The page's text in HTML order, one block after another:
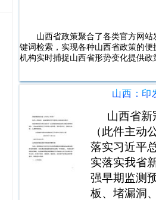
山西省政策聚合了各类官方网
键词检索，实现各种山西省政策的
机构实时捕捉山西省形势变化提供政
山西省新
（此件主动
落实习近平
实落实我省
强早期监测
板、堵漏洞